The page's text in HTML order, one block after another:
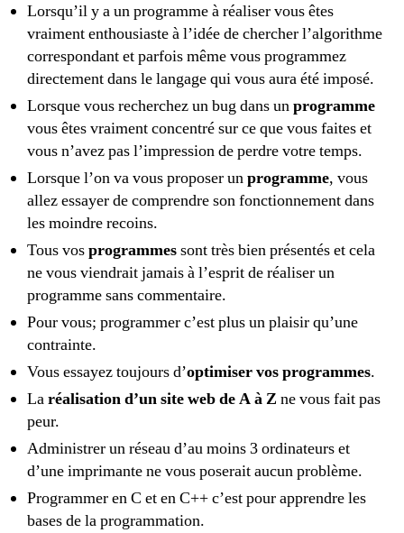
Lorsqu’il y a un programme à réaliser vous êtes
vraiment enthousiaste à l’idée de chercher l’algorithme
correspondant et parfois même vous programmez
directement dans le langage qui vous aura été imposé.
Lorsque vous recherchez un bug dans unprogramme
vous êtes vraiment concentré sur ce que vous faites et
vous n’avez pas l’impression de perdre votre temps.
Lorsque l’on va vous proposer unprogramme, vous
allez essayer de comprendre son fonctionnement dans
les moindre recoins.
Tous vosprogrammessont très bien présentés et cela
ne vous viendrait jamais à l’esprit de réaliser un
programme sans commentaire.
Pour vous; programmer c’est plus un plaisir qu’une
contrainte.
Vous essayez toujours d’optimiser vos programmes.
Laréalisation d’un site web de A à Z ne vous fait pas
peur.
Administrer un réseau d’au moins 3 ordinateurs et
d’une imprimante ne vous poserait aucun problème.
Programmer en C et en C++ c’est pour apprendre les
bases de la programmation.